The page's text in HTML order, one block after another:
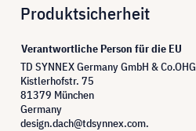
Produktsicherheit
Verantwortliche Person für die EU
TD SYNNEX Germany GmbH & Co.OHG
Kistlerhofstr. 75
81379 München
Germany
design.dach@tdsynnex.com.